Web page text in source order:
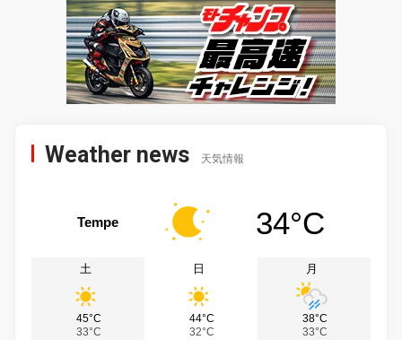
Weather news 天気情報
Tempe 34°C
土
45°C
33°C
日
44°C
32°C
月
38°C
33°C